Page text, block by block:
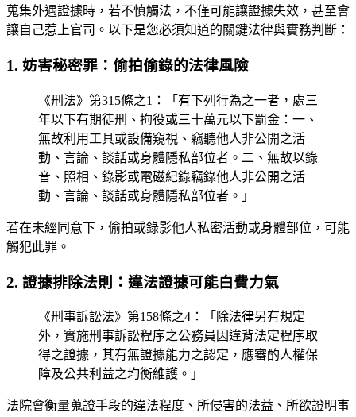
蒐集外遇證據時，若不慎觸法，不僅可能讓證據失效，甚至會
讓自己惹上官司。以下是您必須知道的關鍵法律與實務判斷：
1. 妨害秘密罪：偷拍偷錄的法律風險
《刑法》第315條之1：「有下列行為之一者，處三
年以下有期徒刑、拘役或三十萬元以下罰金：一、
無故利用工具或設備窺視、竊聽他人非公開之活
動、言論、談話或身體隱私部位者。二、無故以錄
音、照相、錄影或電磁紀錄竊錄他人非公開之活
動、言論、談話或身體隱私部位者。」
若在未經同意下，偷拍或錄影他人私密活動或身體部位，可能
觸犯此罪。
2. 證據排除法則：違法證據可能白費力氣
《刑事訴訟法》第158條之4：「除法律另有規定
外，實施刑事訴訟程序之公務員因違背法定程序取
得之證據，其有無證據能力之認定，應審酌人權保
障及公共利益之均衡維護。」
法院會衡量蒐證手段的違法程度、所侵害的法益、所欲證明事